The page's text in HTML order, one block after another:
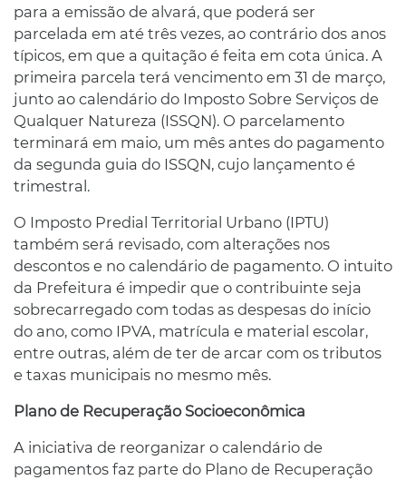
para a emissão de alvará, que poderá ser
parcelada em até três vezes, ao contrário dos anos
típicos, em que a quitação é feita em cota única. A
primeira parcela terá vencimento em 31 de março,
junto ao calendário do Imposto Sobre Serviços de
Qualquer Natureza (ISSQN). O parcelamento
terminará em maio, um mês antes do pagamento
da segunda guia do ISSQN, cujo lançamento é
trimestral.
O Imposto Predial Territorial Urbano (IPTU)
também será revisado, com alterações nos
descontos e no calendário de pagamento. O intuito
da Prefeitura é impedir que o contribuinte seja
sobrecarregado com todas as despesas do início
do ano, como IPVA, matrícula e material escolar,
entre outras, além de ter de arcar com os tributos
e taxas municipais no mesmo mês.
Plano de Recuperação Socioeconômica
A iniciativa de reorganizar o calendário de
pagamentos faz parte do Plano de Recuperação